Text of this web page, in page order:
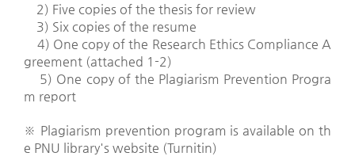
2) Five copies of the thesis for review
3) Six copies of the resume
4) One copy of the Research Ethics Compliance A
greement (attached 1-2)
5) One copy of the Plagiarism Prevention Progra
m report
※ Plagiarism prevention program is available on th
e PNU library's website (Turnitin)